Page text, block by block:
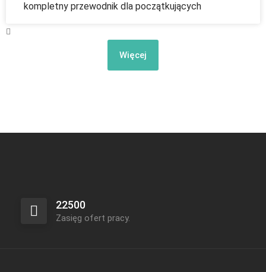
kompletny przewodnik dla początkujących
Więcej
22500
Zasięg ofert pracy.